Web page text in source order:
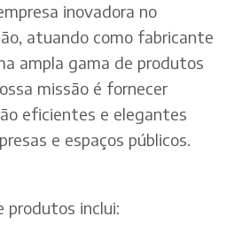
inovadora no
atuando como fabricante
ampla gama de produtos
missão é fornecer
eficientes e elegantes
e espaços públicos.
produtos inclui: